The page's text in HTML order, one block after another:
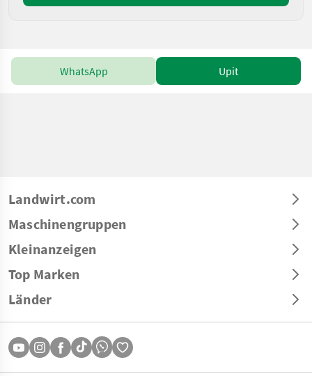
WhatsApp Upit
Landwirt.com
Maschinengruppen
Kleinanzeigen
Top Marken
Länder